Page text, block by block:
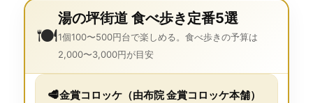
🍽️
湯の坪街道 食べ歩き定番5選
1個100〜500円台で楽しめる。食べ歩きの予算は
2,000〜3,000円が目安
🥩金賞コロッケ（由布院 金賞コロッケ本舗）